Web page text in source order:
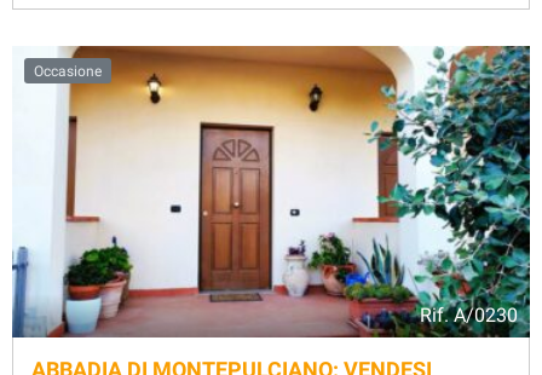
Occasione
Rif.A/0230
ABBADIA DI MONTEPULCIANO: VENDESI